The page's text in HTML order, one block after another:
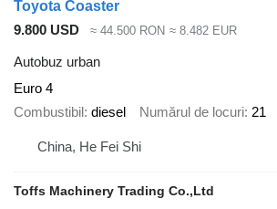
Toyota Coaster
9.800 USD
≈ 44.500 RON ≈ 8.482 EUR
Autobuz urban
Euro 4
Combustibil diesel Numărul de locuri 21
China, He Fei Shi
Toffs Machinery Trading Co.,Ltd